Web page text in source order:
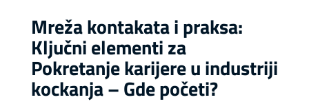
Mreža kontakata i praksa:
Ključni elementi za
Pokretanje karijere u industriji
kockanja – Gde početi?